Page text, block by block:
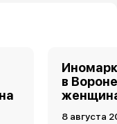
в
8 августа